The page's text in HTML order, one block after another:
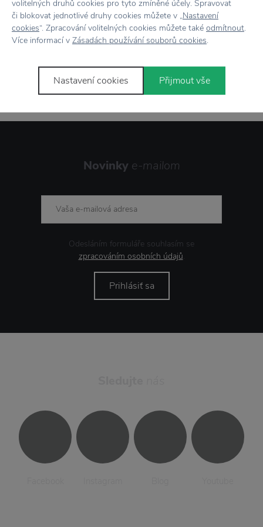
Stojí zapozornosť
Novinky e-mailom
Odesláním formuláře souhlasím se
zpracováním osobních údajů.
Prihlásiť sa
volitelných druhů cookies pro tyto zmíněné účely. Spravovat
či blokovat jednotlivé druhy cookies můžete v „Nastavení
cookies“. Zpracování volitelných cookies můžete také odmítnout.
Více informací v Zásadách používání souborů cookies.
Nastavení cookies Přijmout vše